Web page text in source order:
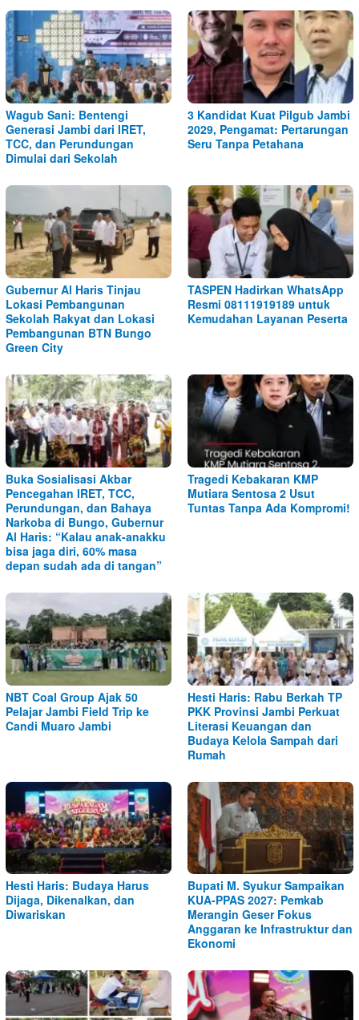
Wagub Sani: Bentengi
Generasi Jambi dari IRET,
TCC, dan Perundungan
Dimulai dari Sekolah
3 Kandidat Kuat Pilgub Jambi
2029, Pengamat: Pertarungan
Seru Tanpa Petahana
Gubernur Al Haris Tinjau
Lokasi Pembangunan
Sekolah Rakyat dan Lokasi
Pembangunan BTN Bungo
Green City
TASPEN Hadirkan WhatsApp
Resmi 08111919189 untuk
Kemudahan Layanan Peserta
Buka Sosialisasi Akbar
Pencegahan IRET, TCC,
Perundungan, dan Bahaya
Narkoba di Bungo, Gubernur
Al Haris: “Kalau anak-anakku
bisa jaga diri, 60% masa
depan sudah ada di tangan”
Tragedi Kebakaran KMP
Mutiara Sentosa 2 Usut
Tuntas Tanpa Ada Kompromi!
NBT Coal Group Ajak 50
Pelajar Jambi Field Trip ke
Candi Muaro Jambi
Hesti Haris: Rabu Berkah TP
PKK Provinsi Jambi Perkuat
Literasi Keuangan dan
Budaya Kelola Sampah dari
Rumah
Hesti Haris: Budaya Harus
Dijaga, Dikenalkan, dan
Diwariskan
Bupati M. Syukur Sampaikan
KUA-PPAS 2027: Pemkab
Merangin Geser Fokus
Anggaran ke Infrastruktur dan
Ekonomi